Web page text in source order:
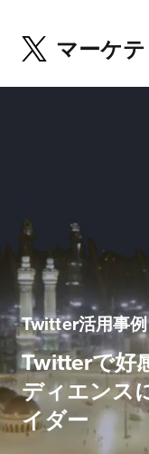
マーケ
Twitter活用事例
Twitterで好
ディエンス
イダー